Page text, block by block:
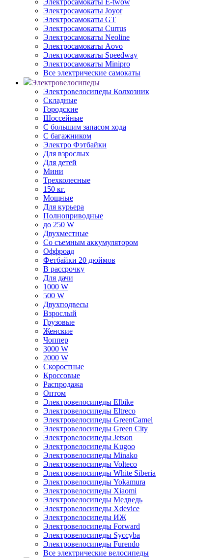
Электросамокаты E-twow
Электросамокаты Joyor
Электросамокаты GT
Электросамокаты Currus
Электросамокаты Neoline
Электросамокаты Aovo
Электросамокаты Speedway
Электросамокаты Minipro
Все электрические самокаты
Электровелосипеды
Электровелосипеды Колхозник
Складные
Городские
Шоссейные
С большим запасом хода
С багажником
Электро Фэтбайки
Для взрослых
Для детей
Мини
Трехколесные
150 кг.
Мощные
Для курьера
Полноприводные
до 250 W
Двухместные
Со съемным аккумулятором
Оффроад
Фетбайки 20 дюймов
В рассрочку
Для дачи
1000 W
500 W
Двухподвесы
Взрослый
Грузовые
Женские
Чоппер
3000 W
2000 W
Скоростные
Кроссовые
Распродажа
Оптом
Электровелосипеды Elbike
Электровелосипеды Eltreco
Электровелосипеды GreenCamel
Электровелосипеды Green City
Электровелосипеды Jetson
Электровелосипеды Kugoo
Электровелосипеды Minako
Электровелосипеды Volteco
Электровелосипеды White Siberia
Электровелосипеды Yokamura
Электровелосипеды Xiaomi
Электровелосипеды Медведь
Электровелосипеды Xdevice
Электровелосипеды ИЖ
Электровелосипеды Forward
Электровелосипеды Syccyba
Электровелосипеды Furendo
Все электрические велосипеды